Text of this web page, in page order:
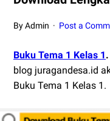
By Admin Post a
Buku Tema 1 Kelas 1.
blog juragandesa.id
Buku Tema 1 Kelas 1.